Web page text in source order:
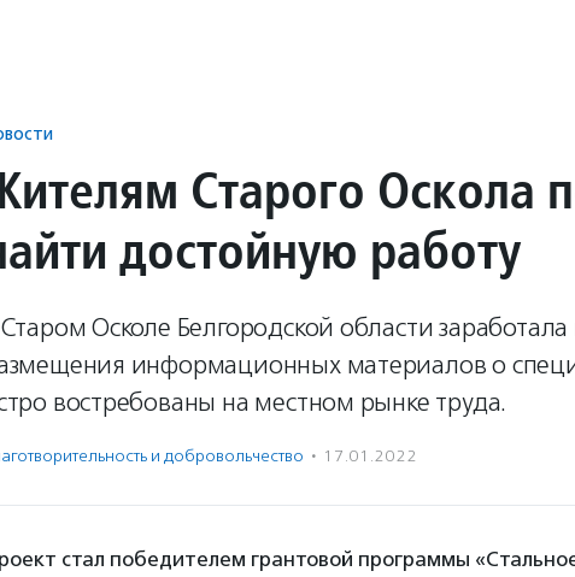
Старого Оскола
достойную работу
Осколе Белгородской области
информационных материалов о
востребованы на местном рынке труда.
и доброволь­чест­во · 17.01.2022
стал победителем грантовой программы